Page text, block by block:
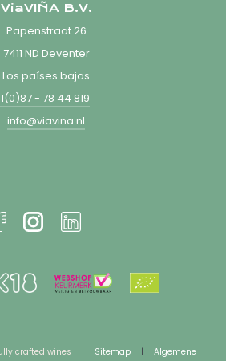
ViaVIÑA B.V.
Papenstraat 26
7411 ND Deventer
Los países bajos
- 78 44 819
info@viavina.nl
crafted wines | Sitemap |
Algemene